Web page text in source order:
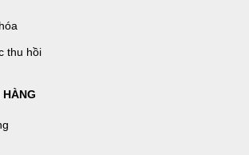
thu hồi
HÀNG